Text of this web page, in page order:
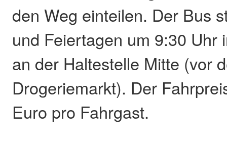
den Weg einteilen. Der Bus
und Feiertagen um 9:30 Uhr
an der Haltestelle Mitte (vor
Drogeriemarkt). Der
Euro pro Fahrgast.